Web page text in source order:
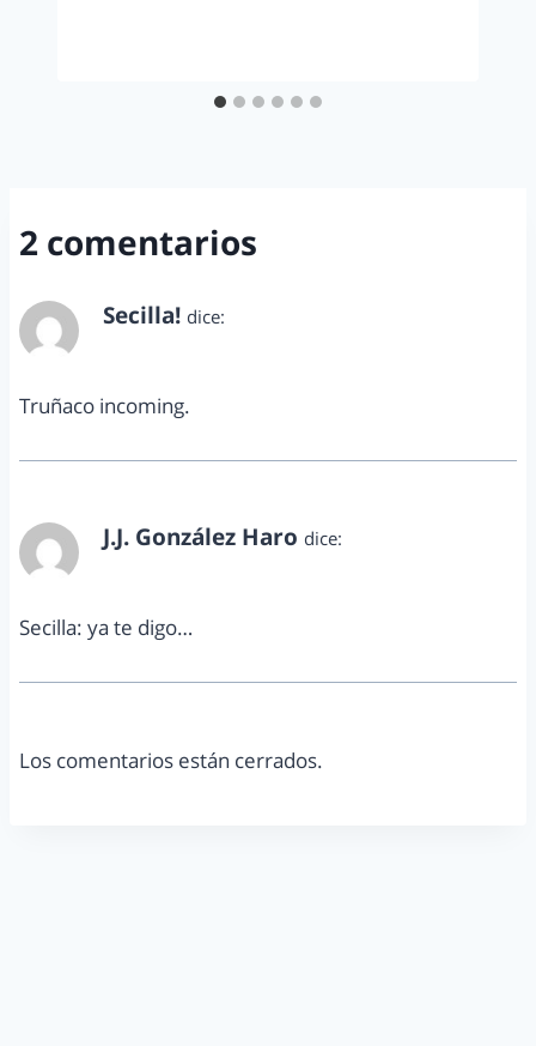
2 comentarios
Secilla! dice:
Truñaco incoming.
J.J. González Haro dice:
Secilla: ya te digo…
Los comentarios están cerrados.